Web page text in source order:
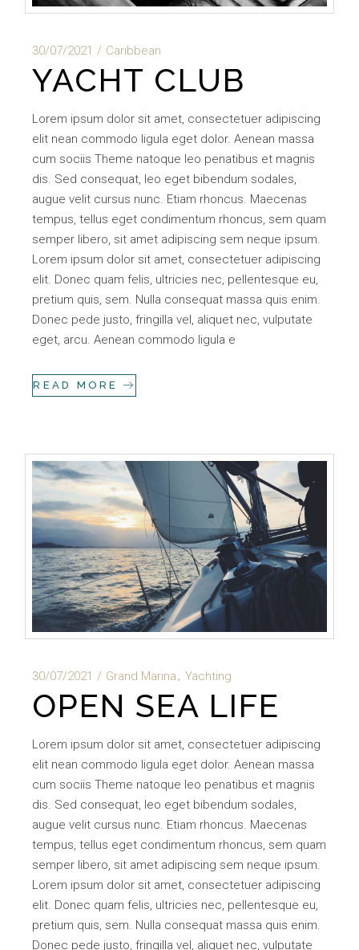
30/07/2021 Caribbean
YACHT CLUB
Lorem ipsum dolor sit amet, consectetuer adipiscing
elit nean commodo ligula eget dolor. Aenean massa
cum sociis Theme natoque leo penatibus et magnis
dis. Sed consequat, leo eget bibendum sodales,
augue velit cursus nunc. Etiam rhoncus. Maecenas
tempus, tellus eget condimentum rhoncus, sem quam
semper libero, sit amet adipiscing sem neque ipsum.
Lorem ipsum dolor sit amet, consectetuer adipiscing
elit. Donec quam felis, ultricies nec, pellentesque eu,
pretium quis, sem. Nulla consequat massa quis enim.
Donec pede justo, fringilla vel, aliquet nec, vulputate
eget, arcu. Aenean commodo ligula e
READ MORE
30/07/2021 Grand Marina Yachting
OPEN SEA LIFE
Lorem ipsum dolor sit amet, consectetuer adipiscing
elit nean commodo ligula eget dolor. Aenean massa
cum sociis Theme natoque leo penatibus et magnis
dis. Sed consequat, leo eget bibendum sodales,
augue velit cursus nunc. Etiam rhoncus. Maecenas
tempus, tellus eget condimentum rhoncus, sem quam
semper libero, sit amet adipiscing sem neque ipsum.
Lorem ipsum dolor sit amet, consectetuer adipiscing
elit. Donec quam felis, ultricies nec, pellentesque eu,
pretium quis, sem. Nulla consequat massa quis enim.
Donec pede justo, fringilla vel, aliquet nec, vulputate